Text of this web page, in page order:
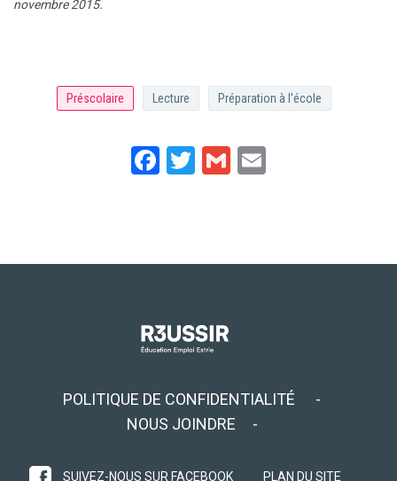
novembre 2015.
Préscolaire Lecture Préparation à l'école
FacebookTwitterGmail
POLITIQUE DE CONFIDENTIALITÉ
NOUS JOINDRE
SUIVEZ-NOUS SUR FACEBOOK PLAN DU SITE